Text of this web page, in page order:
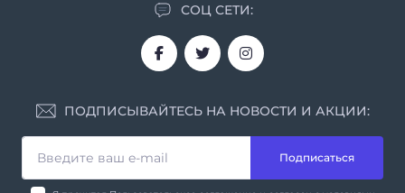
СОЦ СЕТИ:
ПОДПИСЫВАЙТЕСЬ НА НОВОСТИ И АКЦИИ:
Подписаться